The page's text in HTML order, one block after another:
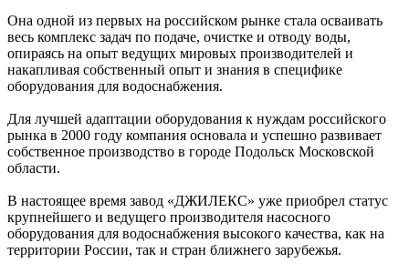
Она одной из первых на российском рынке стала осваивать
весь комплекс задач по подаче, очистке и отводу воды,
опираясь на опыт ведущих мировых производителей и
накапливая собственный опыт и знания в специфике
оборудования для водоснабжения.
Для лучшей адаптации оборудования к нуждам российского
рынка в 2000 году компания основала и успешно развивает
собственное производство в городе Подольск Московской
области.
В настоящее время завод «ДЖИЛЕКС» уже приобрел статус
крупнейшего и ведущего производителя насосного
оборудования для водоснабжения высокого качества, как на
территории России, так и стран ближнего зарубежья.